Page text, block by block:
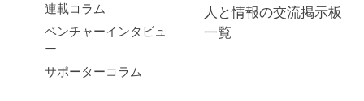
連載コラム
ベンチャーインタビュ
ー
サポーターコラム
人と情報の交流掲示板
一覧